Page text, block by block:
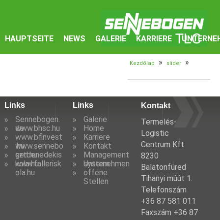
HAUPTSEITE NEWS GALERIE KARRIERE
Kezdőlap » slider »
Links
Sennebogen.
de
www.bhsc.hu
www.bfinvest
.hu
www.sennebo
gen.hu
sztbenedekis
kola.hu
www.fallerisk
ola.hu
Links
Galerie
Home
Karriere
Kontakt
Management
system
Unternehmen
offene
Stellen
Kontakt
Termelés-
Logistic
Centrum Kft
8230
Balatonfüred
Tihanyi mûút 1.
Telefonszám
+36 87 581 011
Faxszám +36 87